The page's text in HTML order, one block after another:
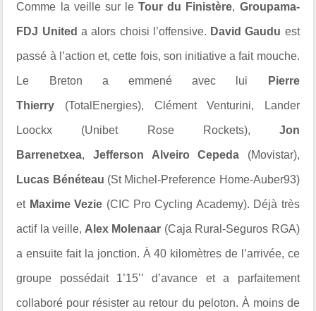
Comme la veille sur leTour du Finistère, Groupama-
FDJ United a alors choisi l’offensive. David Gaudu est
passé à l’action et, cette fois, son initiative a fait mouche.
Le Breton a emmené avec lui Pierre
Thierry (TotalEnergies), Clément Venturini, Lander
Loockx (Unibet Rose Rockets), Jon
Barrenetxea, Jefferson Alveiro Cepeda (Movistar),
Lucas Bénéteau (St Michel-Preference Home-Auber93)
et Maxime Vezie (CIC Pro Cycling Academy). Déjà très
actif la veille, Alex Molenaar (Caja Rural-Seguros RGA)
a ensuite fait la jonction. À 40 kilomètres de l’arrivée, ce
groupe possédait 1’15’’ d’avance et a parfaitement
collaboré pour résister au retour du peloton. À moins de